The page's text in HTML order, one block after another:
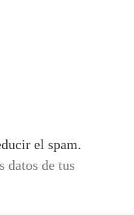
el spam.
datos de tus